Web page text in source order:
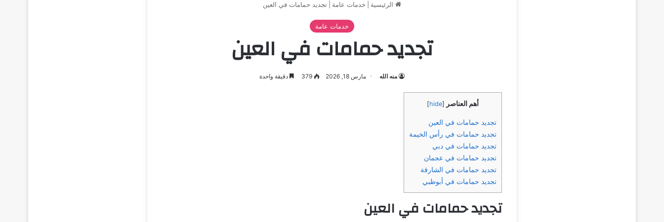
الرئيسية خدمات عامة تجديد حمامات في العين
خدمات عامة
تجديد حمامات في العين
منه الله مارس 18, 2026 379 دقيقة واحدة
أهم العناصر [
hide
]
تجديد حمامات في العين
تجديد حمامات في رأس الخيمة
تجديد حمامات في دبي
تجديد حمامات في عجمان
تجديد حمامات في الشارقة
تجديد حمامات في أبوظبي
تجديد حمامات في العين